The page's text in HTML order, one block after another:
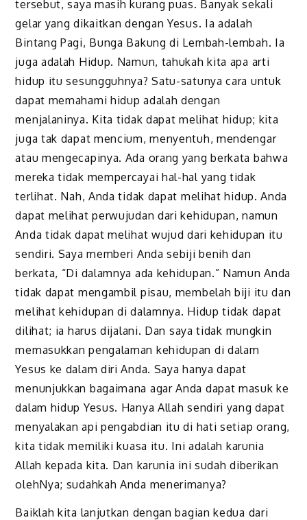
tersebut, saya masih kurang puas. Banyak sekali
gelar yang dikaitkan dengan Yesus. Ia adalah
Bintang Pagi, Bunga Bakung di Lembah-lembah. Ia
juga adalah Hidup. Namun, tahukah kita apa arti
hidup itu sesungguhnya? Satu-satunya cara untuk
dapat memahami hidup adalah dengan
menjalaninya. Kita tidak dapat melihat hidup; kita
juga tak dapat mencium, menyentuh, mendengar
atau mengecapinya. Ada orang yang berkata bahwa
mereka tidak mempercayai hal-hal yang tidak
terlihat. Nah, Anda tidak dapat melihat hidup. Anda
dapat melihat perwujudan dari kehidupan, namun
Anda tidak dapat melihat wujud dari kehidupan itu
sendiri. Saya memberi Anda sebiji benih dan
berkata, “Di dalamnya ada kehidupan.” Namun Anda
tidak dapat mengambil pisau, membelah biji itu dan
melihat kehidupan di dalamnya. Hidup tidak dapat
dilihat; ia harus dijalani. Dan saya tidak mungkin
memasukkan pengalaman kehidupan di dalam
Yesus ke dalam diri Anda. Saya hanya dapat
menunjukkan bagaimana agar Anda dapat masuk ke
dalam hidup Yesus. Hanya Allah sendiri yang dapat
menyalakan api pengabdian itu di hati setiap orang,
kita tidak memiliki kuasa itu. Ini adalah karunia
Allah kepada kita. Dan karunia ini sudah diberikan
olehNya; sudahkah Anda menerimanya?
Baiklah kita lanjutkan dengan bagian kedua dari